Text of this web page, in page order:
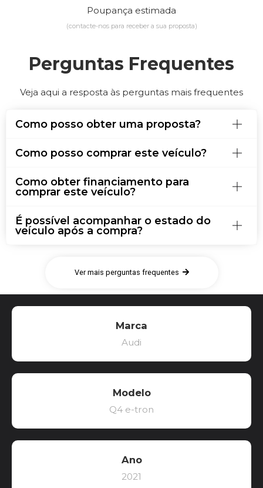
Poupança estimada
(contacte-nos para receber a sua proposta)
Perguntas Frequentes
Veja aqui a resposta às perguntas mais frequentes
Como posso obter uma proposta?
Como posso comprar este veículo?
Como obter financiamento para
comprar este veículo?
É possível acompanhar o estado do
veículo após a compra?
Ver mais perguntas frequentes
Marca
Audi
Modelo
Q4 e-tron
Ano
2021